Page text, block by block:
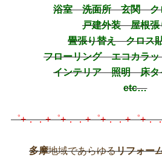
浴室 洗面所 玄関 ク
戸建外装 屋根張
畳張り替え クロス
フローリング エコカラ
インテリア 照明 床
etc…
゜+．．+゜+．．+゜+．．+゜+．
多摩地域であらゆるリフォー